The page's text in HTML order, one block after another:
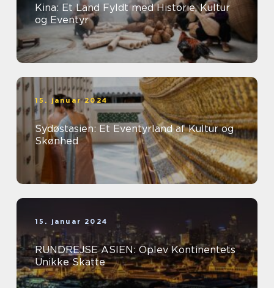
Kina: Et Land Fyldt med Historie, Kultur
og Eventyr
15. januar 2024
Sydøstasien: Et Eventyrland af Kultur og
Skønhed
15. januar 2024
RUNDREJSE ASIEN: Oplev Kontinentets
Unikke Skatte